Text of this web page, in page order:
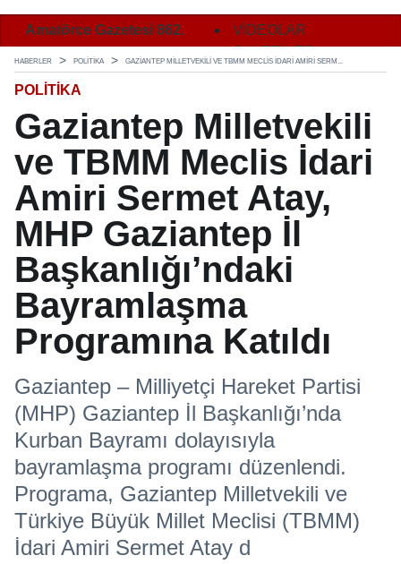
Amatörce Gazetesi 862.
Sayı 2. Sayfa
Amatörce Gazetesi 862.
Sayı 3. Sayfa
VİDEOLAR
GALERİLER
HABERLER POLITIKA GAZIANTEP MILLETVEKILI VE TBMM MECLIS İDARI AMIRI SERM...
POLITIKA
Gaziantep Milletvekili
ve TBMM Meclis İdari
Amiri Sermet Atay,
MHP Gaziantep İl
Başkanlığı’ndaki
Bayramlaşma
Programına Katıldı
Gaziantep – Milliyetçi Hareket Partisi
(MHP) Gaziantep İl Başkanlığı’nda
Kurban Bayramı dolayısıyla
bayramlaşma programı düzenlendi.
Programa, Gaziantep Milletvekili ve
Türkiye Büyük Millet Meclisi (TBMM)
İdari Amiri Sermet Atay d